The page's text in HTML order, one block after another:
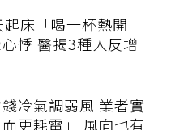
床「喝一杯熱開
悸 醫揭3種人反增
冷氣調弱風 業者實
更耗電」 風向也有